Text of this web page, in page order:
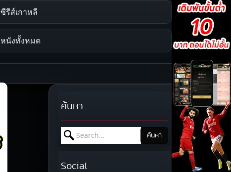
ซีรีส์เกาหลี
หนังทั้งหมด
ค้นหา
Search for: ค้นหา
Social